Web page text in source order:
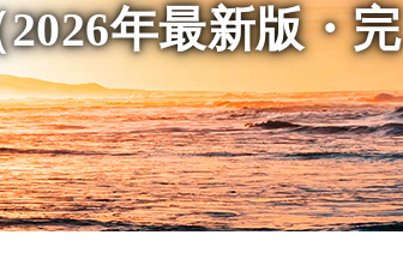
年最新版・完